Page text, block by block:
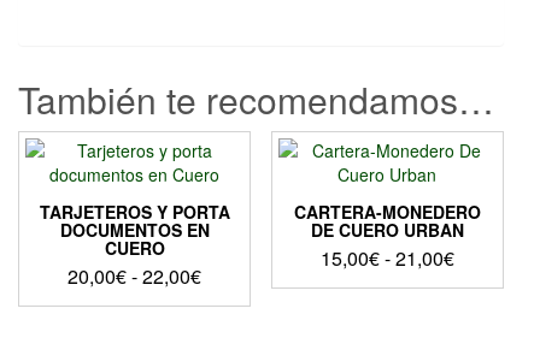
También te recomendamos…
TARJETEROS Y PORTA
DOCUMENTOS EN
CUERO
20,00€-22,00€Rango
de
Este
CARTERA-MONEDERO
DE CUERO URBAN
15,00€-21,00€Rango
de
Este